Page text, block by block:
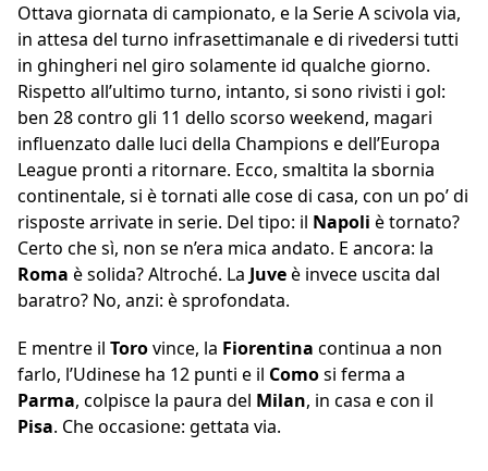
Ottava giornata di campionato, e la Serie A scivola via,
in attesa del turno infrasettimanale e di rivedersi tutti
in ghingheri nel giro solamente id qualche giorno.
Rispetto all’ultimo turno, intanto, si sono rivisti i gol:
ben 28 contro gli 11 dello scorso weekend, magari
influenzato dalle luci della Champions e dell’Europa
League pronti a ritornare. Ecco, smaltita la sbornia
continentale, si è tornati alle cose di casa, con un po’ di
risposte arrivate in serie. Del tipo: il Napoli è tornato?
Certo che sì, non se n’era mica andato. E ancora: la
Roma è solida? Altroché. La Juveè invece uscita dal
baratro? No, anzi: è sprofondata.
E mentre il Torovince, la Fiorentina continua a non
farlo, l’Udinese ha 12 punti e il Comosi ferma a
Parma, colpisce la paura del Milan, in casa e con il
Pisa. Che occasione: gettata via.